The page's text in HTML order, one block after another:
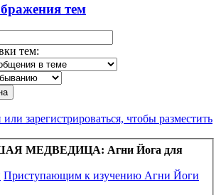
тем
тем:
зарегистрироваться, чтобы разместить
МЕДВЕДИЦА: Агни Йога для
Приступающим к изучению Агни Йоги